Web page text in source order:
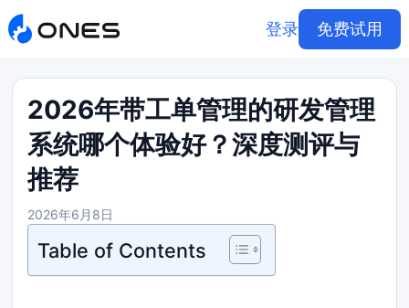
登录 免费试用
2026年带工单管理的研发管理
系统哪个体验好？深度测评与
推荐
2026年6月8日
Table of Contents